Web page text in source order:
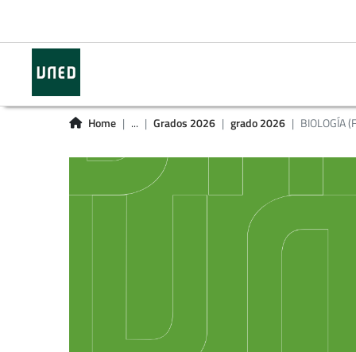
Home ... Grados 2026 grado 2026 BIOLOGÍA